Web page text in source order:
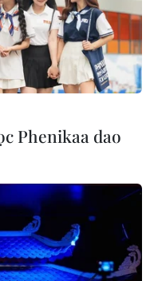
Phenikaa dao